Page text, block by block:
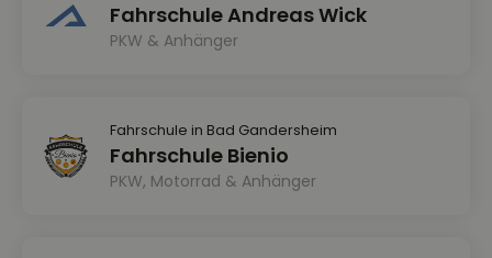
Fahrschule Andreas Wick
PKW & Anhänger
Fahrschule in Bad Gandersheim
Fahrschule Bienio
PKW, Motorrad & Anhänger